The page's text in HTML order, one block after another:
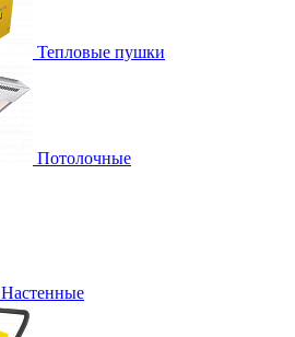
Тепловые пушки
Потолочные
Настенные